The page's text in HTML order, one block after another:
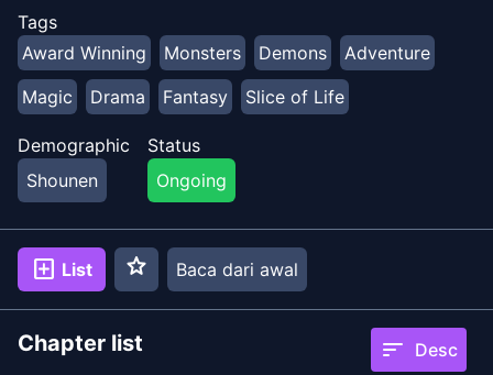
terlalu singkat dan dia tidak akan pernah memiliki
kesempatan untuk mengenal mereka lebih baik.
Menghadapi kebenaran ini, Friren memutuskan untuk
memulai perjalanan lain tetapi kali ini dengan tujuan
mempelajari apa artinya menjadi manusia.
Tags
Award Winning
Monsters Demons
Adventure
Magic
Drama Fantasy Slice of Life
Demographic
Shounen
Status
Ongoing
add_box List star Baca dari awal
Chapter list sort Desc